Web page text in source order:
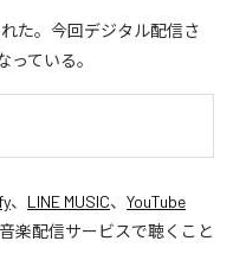
れた。今回デジタル配信さ
っている。
、 LINE MUSIC、 YouTube
楽配信サービスで聴くこと